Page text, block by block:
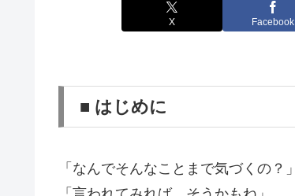
X Facebook
■ はじめに
「なんでそんなことまで気づくの？」